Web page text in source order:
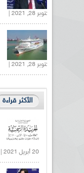
أكتوبر 28, 2021 |
أكتوبر 28, 2021 |
الأكثر قراءة
20 أبريل 2021 |